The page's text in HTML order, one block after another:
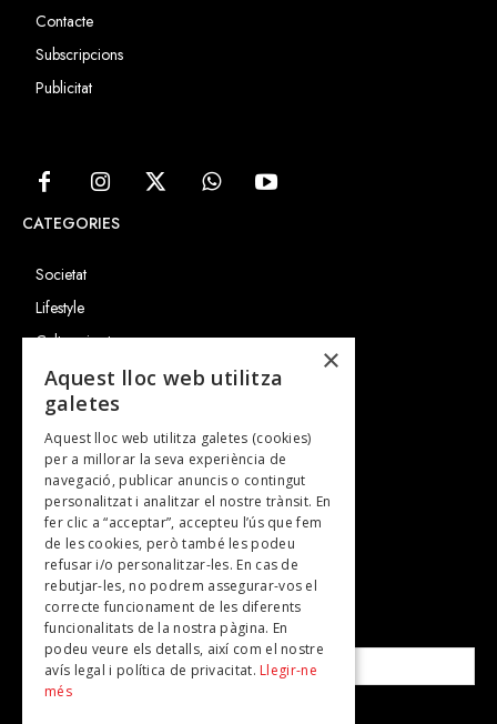
Contacte
Subscripcions
Publicitat
CATEGORIES
Societat
Lifestyle
Cultura i art
Entrevistes
Gastronomia
TV
Plans per fer
Revistes
SUBSCRIU-TE A LA NOSTRA NEWSLETTER!
Correu electrònic*
×
Aquest lloc web utilitza
galetes
Aquest lloc web utilitza galetes (cookies)
per a millorar la seva experiència de
navegació, publicar anuncis o contingut
personalitzat i analitzar el nostre trànsit. En
fer clic a “acceptar”, accepteu l’ús que fem
de les cookies, però també les podeu
refusar i/o personalitzar-les. En cas de
rebutjar-les, no podrem assegurar-vos el
correcte funcionament de les diferents
funcionalitats de la nostra pàgina. En
podeu veure els detalls, així com el nostre
avís legal i política de privacitat. Llegir-ne
més